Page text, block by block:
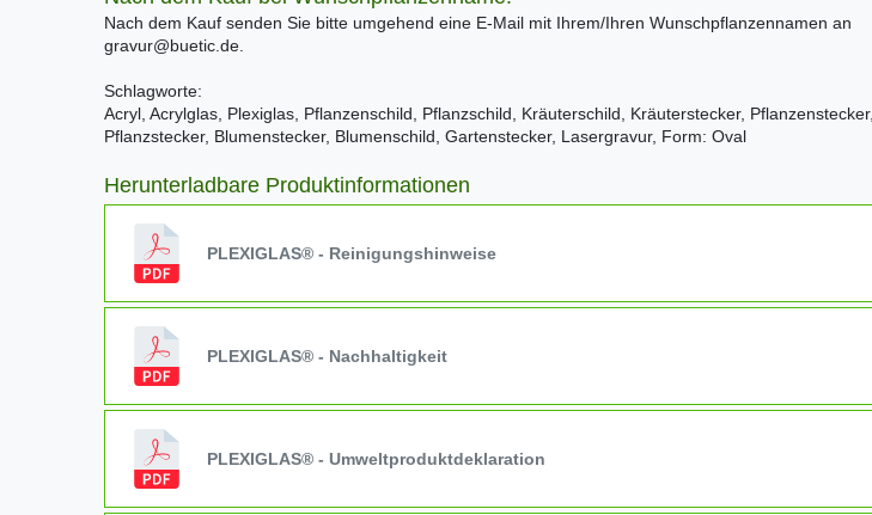
Nach dem Kauf senden Sie bitte umgehend eine E-Mail mit Ihrem/Ihren Wunschpflanzennamen an
gravur@buetic.de.
Schlagworte:
Acryl, Acrylglas, Plexiglas, Pflanzenschild, Pflanzschild, Kräuterschild, Kräuterstecker, Pflanzenstecker,
Pflanzstecker, Blumenstecker, Blumenschild, Gartenstecker, Lasergravur, Form: Oval
Herunterladbare Produktinformationen
PLEXIGLAS® - Reinigungshinweise
PLEXIGLAS® - Nachhaltigkeit
PLEXIGLAS® - Umweltproduktdeklaration